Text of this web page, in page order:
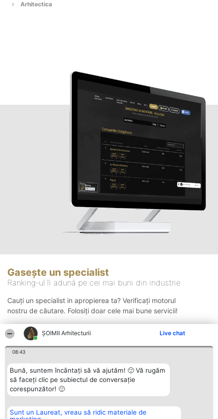
ȘOIMII Arhitecturii Live chat
08:43
Bună, suntem încântați să vă ajutăm! 🙂 Vă rugăm
să faceți clic pe subiectul de conversație
corespunzător! 🙂
Sunt un Laureat, vreau să ridic materiale de
Arhitectica
Gasește un specialist
Ranking-ul îi adună pe cei mai buni din industrie
Cauți un specialist in apropierea ta? Verificați motorul
nostru de căutare. Folosiți doar cele mai bune servicii!
Organizator Ranking Plebiscyt Contact